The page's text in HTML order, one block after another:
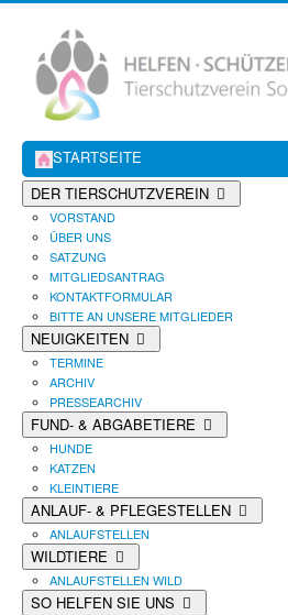
STARTSEITE
DER TIERSCHUTZVEREIN
VORSTAND
ÜBER UNS
SATZUNG
MITGLIEDSANTRAG
KONTAKTFORMULAR
BITTE AN UNSERE MITGLIEDER
NEUIGKEITEN
TERMINE
ARCHIV
PRESSEARCHIV
FUND- & ABGABETIERE
HUNDE
KATZEN
KLEINTIERE
ANLAUF- & PFLEGESTELLEN
ANLAUFSTELLEN
WILDTIERE
ANLAUFSTELLEN WILD
SO HELFEN SIE UNS